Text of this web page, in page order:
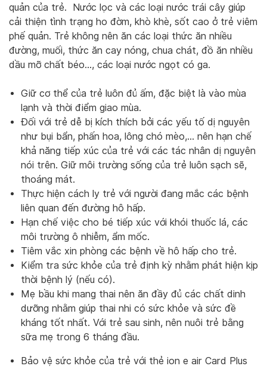
quản của trẻ. Nước lọc và các loại nước trái cây giúp
cải thiện tình trạng ho đờm, khò khè, sốt cao ở trẻ viêm
phế quản. Trẻ không nên ăn các loại thức ăn nhiều
đường, muối, thức ăn cay nóng, chua chát, đồ ăn nhiều
dầu mỡ chất béo…, các loại nước ngọt có ga.
Giữ cơ thể của trẻ luôn đủ ấm, đặc biệt là vào mùa
lạnh và thời điểm giao mùa.
Đối với trẻ dễ bị kích thích bởi các yếu tố dị nguyên
như bụi bẩn, phấn hoa, lông chó mèo,… nên hạn chế
khả năng tiếp xúc của trẻ với các tác nhân dị nguyên
nói trên. Giữ môi trường sống của trẻ luôn sạch sẽ,
thoáng mát.
Thực hiện cách ly trẻ với người đang mắc các bệnh
liên quan đến đường hô hấp.
Hạn chế việc cho bé tiếp xúc với khói thuốc lá, các
môi trường ô nhiễm, ẩm mốc.
Tiêm vắc xin phòng các bệnh về hô hấp cho trẻ.
Kiểm tra sức khỏe của trẻ định kỳ nhằm phát hiện kịp
thời bệnh lý (nếu có).
Mẹ bầu khi mang thai nên ăn đầy đủ các chất dinh
dưỡng nhằm giúp thai nhi có sức khỏe và sức đề
kháng tốt nhất. Với trẻ sau sinh, nên nuôi trẻ bằng
sữa mẹ trong 6 tháng đầu.
Bảo vệ sức khỏe của trẻ với thẻ ion e air Card Plus